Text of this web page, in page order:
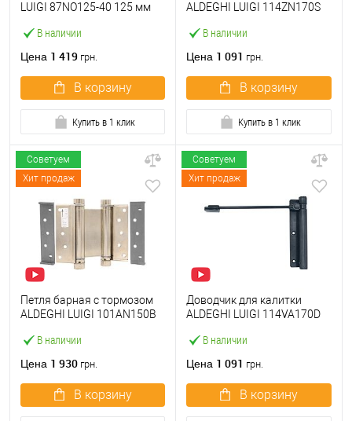
В наличии
LUIGI 87NO125-40 125 мм
Цена 1 419 грн.
В корзину
Купить в 1 клик
В наличии
ALDEGHI LUIGI 114ZN170S
Цена 1 091 грн.
В корзину
Купить в 1 клик
Советуем
Хит продаж
В наличии
Петля барная с тормозом
ALDEGHI LUIGI 101AN150B
Цена 1 930 грн.
В корзину
Советуем
Хит продаж
В наличии
Доводчик для калитки
ALDEGHI LUIGI 114VA170D
Цена 1 091 грн.
В корзину